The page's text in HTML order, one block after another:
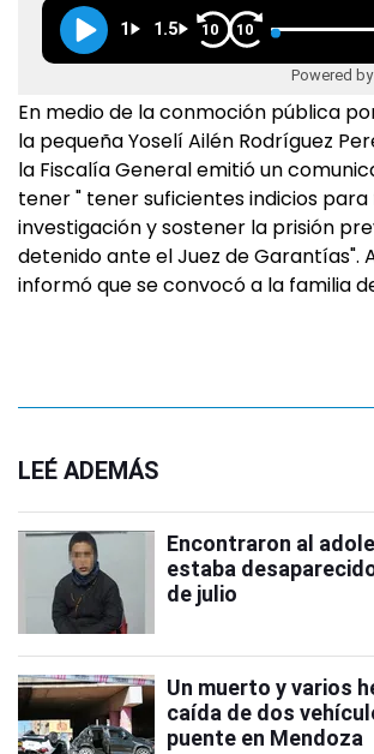
1 1.5 10 10
Powered
En medio de la conmoción pública
la pequeña Yoselí Ailén Rodríguez
la Fiscalía General emitió un
tener " tener suficientes indicios
investigación y sostener la prisión
detenido ante el Juez de Garantías".
informó que se convocó a la familia
LEÉ ADEMÁS
Encontraron al
estaba
de julio
Un muerto y varios
caída de dos
puente en Mendoza